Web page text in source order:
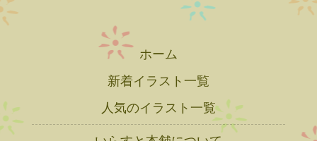
ホーム
新着イラスト一覧
人気のイラスト一覧